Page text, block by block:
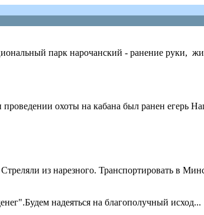
парк нарочанский - ранение руки,
охоты на кабана был ранен егерь
из нарезного. Транспортировать в
надеяться на благополучный исход...